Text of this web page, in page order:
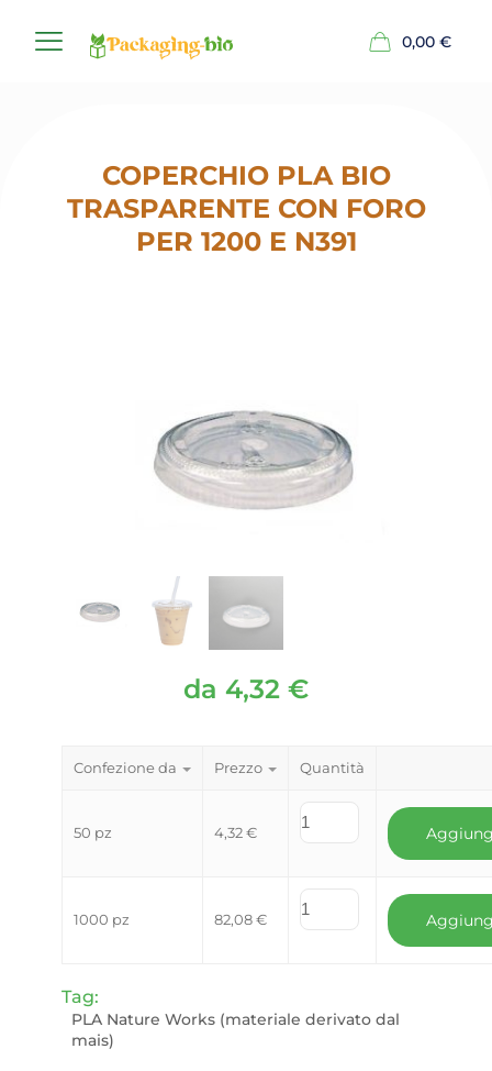
0,00 €
COPERCHIO PLA BIO
TRASPARENTE CON FORO
PER 1200 E N391
da 4,32 €
Confezione da Prezzo Quantità
50 pz 4,32€
1000 pz 82,08€
Tag:
PLA Nature Works (materiale derivato dal
mais)